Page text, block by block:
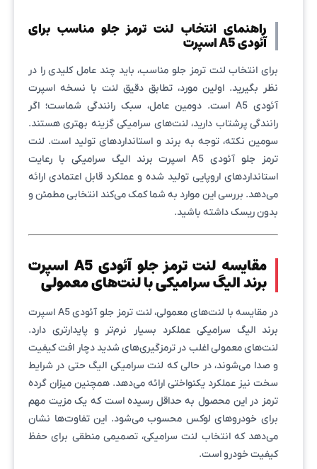
راهنمای انتخاب لنت ترمز جلو مناسب برای
آئودی A5 اسپرت
برای انتخاب لنت ترمز جلو مناسب، باید چند عامل کلیدی را در
نظر بگیرید. اولین مورد، تطابق دقیق لنت با نسخه اسپرت
آئودی A5 است. دومین عامل، سبک رانندگی شماست؛ اگر
رانندگی پرشتاب دارید، لنت‌های سرامیکی گزینه بهتری هستند.
سومین نکته، توجه به برند و استانداردهای تولید است. لنت
ترمز جلو آئودی A5 اسپرت برند الیگ سرامیکی با رعایت
استانداردهای اروپایی تولید شده و عملکرد قابل اعتمادی ارائه
می‌دهد. بررسی این موارد به شما کمک می‌کند انتخابی مطمئن و
بدون ریسک داشته باشید.
مقایسه لنت ترمز جلو آئودی A5 اسپرت
برند الیگ سرامیکی با لنت‌های معمولی
در مقایسه با لنت‌های معمولی، لنت ترمز جلو آئودی A5 اسپرت
برند الیگ سرامیکی عملکرد بسیار نرم‌تر و پایدارتری دارد.
لنت‌های معمولی اغلب در ترمزگیری‌های شدید دچار افت کیفیت
و صدا می‌شوند، در حالی که لنت سرامیکی الیگ حتی در شرایط
سخت نیز عملکرد یکنواختی ارائه می‌دهد. همچنین میزان گرده
ترمز در این محصول به حداقل رسیده است که یک مزیت مهم
برای خودروهای لوکس محسوب می‌شود. این تفاوت‌ها نشان
می‌دهد که انتخاب لنت سرامیکی، تصمیمی منطقی برای حفظ
کیفیت خودرو است.